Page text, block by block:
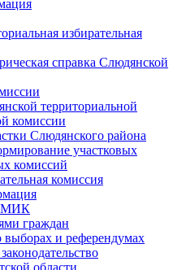
избирательная
справка Слюдянской
территориальной
комиссии
Слюдянского района
участковых
комиссий
комиссия
МИК
граждан
выборах и референдумах
области